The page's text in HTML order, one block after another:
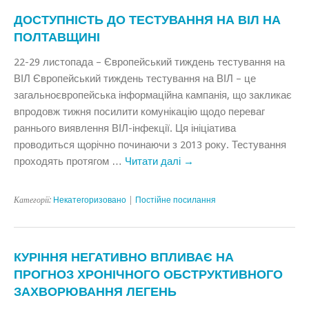
ДОСТУПНІСТЬ ДО ТЕСТУВАННЯ НА ВІЛ НА
ПОЛТАВЩИНІ
22-29 листопада – Європейський тиждень тестування на
ВІЛ Європейський тиждень тестування на ВІЛ – це
загальноєвропейська інформаційна кампанія, що закликає
впродовж тижня посилити комунікацію щодо переваг
раннього виявлення ВІЛ-інфекції. Ця ініціатива
проводиться щорічно починаючи з 2013 року. Тестування
проходять протягом … Читати далі →
Категорії: Некатегоризовано Постійне посилання
КУРІННЯ НЕГАТИВНО ВПЛИВАЄ НА
ПРОГНОЗ ХРОНІЧНОГО ОБСТРУКТИВНОГО
ЗАХВОРЮВАННЯ ЛЕГЕНЬ